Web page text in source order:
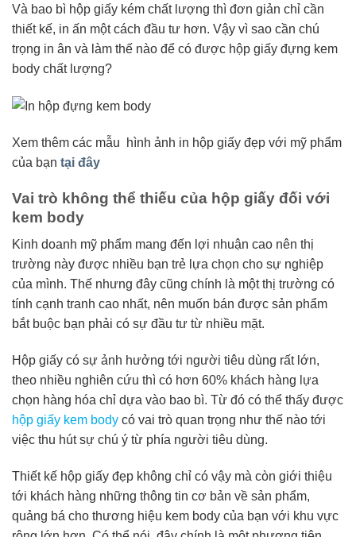
Và bao bì hộp giấy kém chất lượng thì đơn giản chỉ cần
thiết kế, in ấn một cách đầu tư hơn. Vậy vì sao cần chú
trọng in ân và làm thế nào để có được hộp giấy đựng kem
body chất lượng?
Xem thêm các mẫu hình ảnh in hộp giấy đẹp với mỹ phẩm
của bạn tại đây
Vai trò không thể thiếu của hộp giấy đối với
kem body
Kinh doanh mỹ phẩm mang đến lợi nhuận cao nên thị
trường này được nhiều bạn trẻ lựa chọn cho sự nghiệp
của mình. Thế nhưng đây cũng chính là một thị trường có
tính cạnh tranh cao nhất, nên muốn bán được sản phẩm
bắt buộc bạn phải có sự đầu tư từ nhiều mặt.
Hộp giấy có sự ảnh hưởng tới người tiêu dùng rất lớn,
theo nhiều nghiên cứu thì có hơn 60% khách hàng lựa
chọn hàng hóa chỉ dựa vào bao bì. Từ đó có thể thấy được
hộp giấy kem body có vai trò quan trọng như thế nào tới
việc thu hút sự chú ý từ phía người tiêu dùng.
Thiết kế hộp giấy đẹp không chỉ có vậy mà còn giới thiệu
tới khách hàng những thông tin cơ bản về sản phẩm,
quảng bá cho thương hiệu kem body của bạn với khu vực